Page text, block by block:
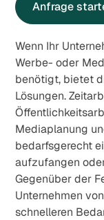
Anfrage
Wenn Ihr
Werbe- oder
benötigt, bietet
Lösungen.
Mediaplanung
bedarfsgerecht
aufzufangen
Gegenüber der
Unternehmen
schnelleren